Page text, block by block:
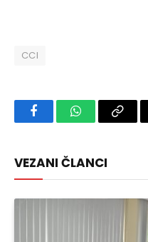
CCI
FacebookWhatsAppCopy
VEZANI ČLANCI